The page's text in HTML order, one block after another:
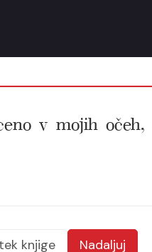
v mojih
knjige Nadaljuj